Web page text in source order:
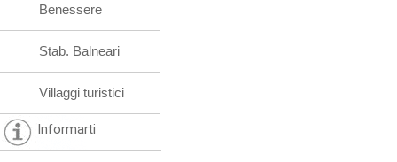
Benessere
Stab. Balneari
Villaggi turistici
Informarti